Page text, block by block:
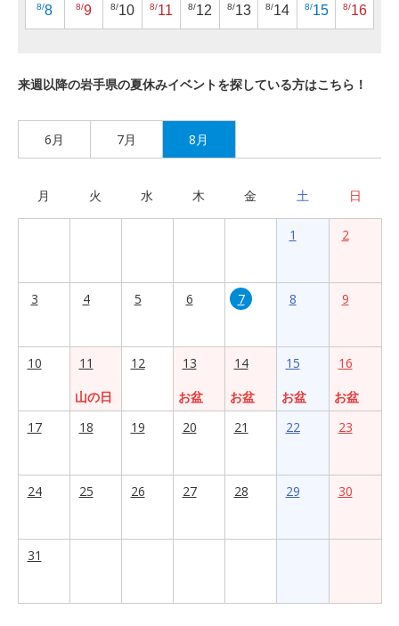
8/8 8/9 8/10 8/11 8/12 8/13 8/14 8/15 8/16
来週以降の岩手県の夏休みイベントを探している方はこちら！
6月 7月 8月
月 火 水 木 金 土 日
1 2
3 4 5 6 7 8 9
10
11
山の日
12
13
お盆
14
お盆
15
お盆
16
お盆
17
18 19 20 21 22 23
24 25 26 27 28 29 30
31